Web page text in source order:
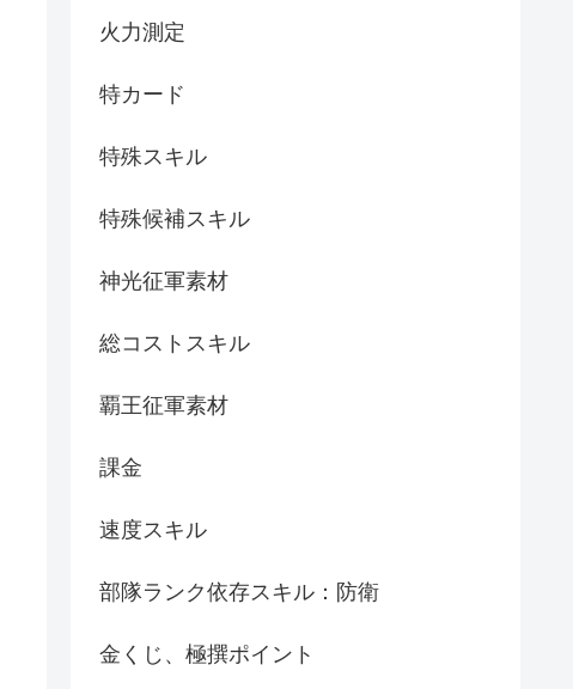
火力測定
特カード
特殊スキル
特殊候補スキル
神光征軍素材
総コストスキル
覇王征軍素材
課金
速度スキル
部隊ランク依存スキル：防衛
金くじ、極撰ポイント